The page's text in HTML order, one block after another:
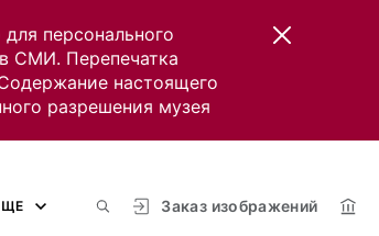
персонального
СМИ. Перепечатка
настоящего
разрешения музея
Заказ изображений